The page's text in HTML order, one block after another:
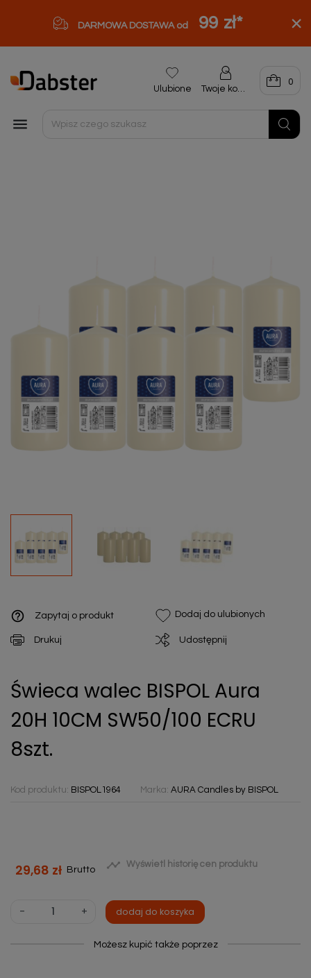
DARMOWA DOSTAWA od 99 zł*

Ulubione Twoje konto
0
help_outline Zapytaj o produkt Dodaj do ulubionych
Drukuj Udostępnij
Świeca walec BISPOL Aura
20H 10CM SW50/100 ECRU
8szt.
Kod produktu: BISPOL1964 Marka: AURA Candles by BISPOL
29,68 zł Brutto  Wyświetl historię cen produktu
- + dodaj do koszyka
Możesz kupić także poprzez